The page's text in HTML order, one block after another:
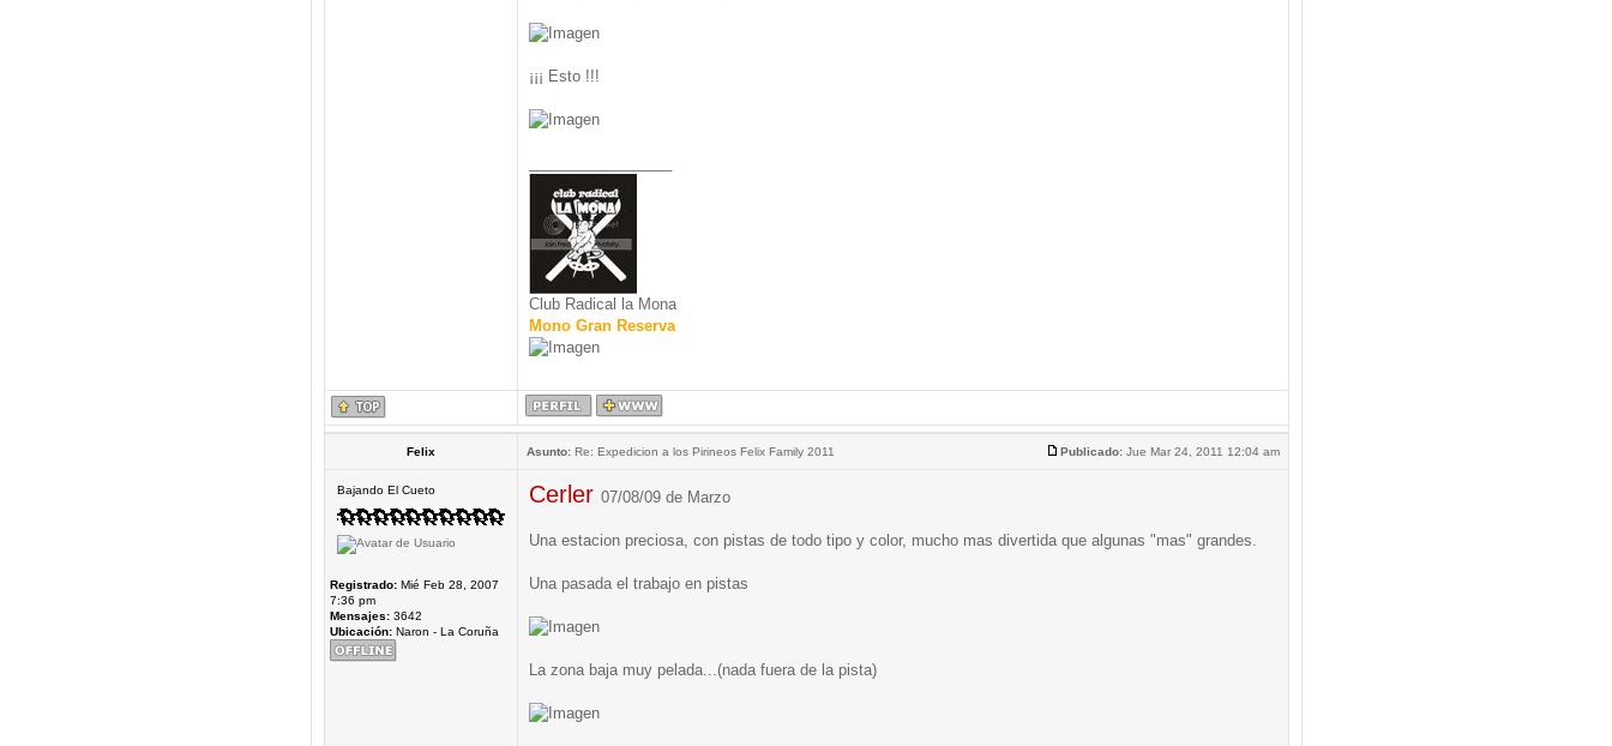
¡¡¡ Esto !!!
Club Radical la Mona
Mono Gran Reserva
Felix Asunto:Re: Expedicion a los Pirineos Felix Family 2011 Publicado:Jue Mar 24, 2011 12:04 am
Bajando El Cueto
Registrado:Mié Feb 28, 2007
7:36 pm
Mensajes:3642
Ubicación:Naron - La Coruña
Cerler 07/08/09 de Marzo
Una estacion preciosa, con pistas de todo tipo y color, mucho mas divertida que algunas "mas" grandes.
Una pasada el trabajo en pistas
La zona baja muy pelada...(nada fuera de la pista)